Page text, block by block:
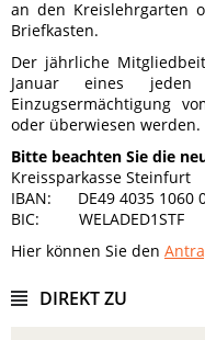
an den Kreislehrgarten
Briefkasten.
Der jährliche
Januar eines
Einzugsermächtigung
oder überwiesen werden.
Bitte beachten Sie die
Kreissparkasse Steinfurt
IBAN: DE49 4035 1060
BIC: WELADED1STF
Hier können Sie den
DIREKT ZU